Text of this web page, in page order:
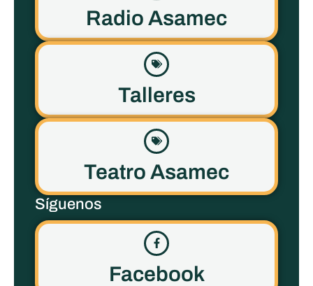
Radio Asamec
Talleres
Teatro Asamec
Síguenos
Facebook